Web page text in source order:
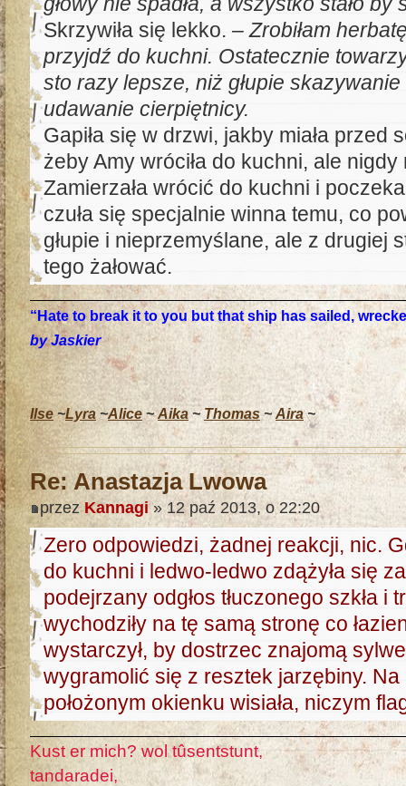
Skrzywiła się lekko. –Zrobiłam
przyjdź do kuchni. Ostatecznie
sto razy lepsze, niż głupie
udawanie cierpiętnicy.
Gapiła się w drzwi, jakby miała przed
żeby Amy wróciła do kuchni, ale nigdy
Zamierzała wrócić do kuchni i
czuła się specjalnie winna temu, co
głupie i nieprzemyślane, ale z drugiej
tego żałować.
“Hate to break it to you but that ship has sailed,
by Jaskier
Ilse ~Lyra ~Alice~Aika~Thomas~ Aira~
Re: Anastazja Lwowa
przezKannagi» 12 paź 2013, o 22:20
Zero odpowiedzi, żadnej reakcji, nic.
do kuchni i ledwo-ledwo zdążyła się
podejrzany odgłos tłuczonego szkła i
wychodziły na tę samą stronę co
wystarczył, by dostrzec znajomą
wygramolić się z resztek jarzębiny.
położonym okienku wisiała, niczym
Kust er mich? wol tûsentstunt,
tandaradei,